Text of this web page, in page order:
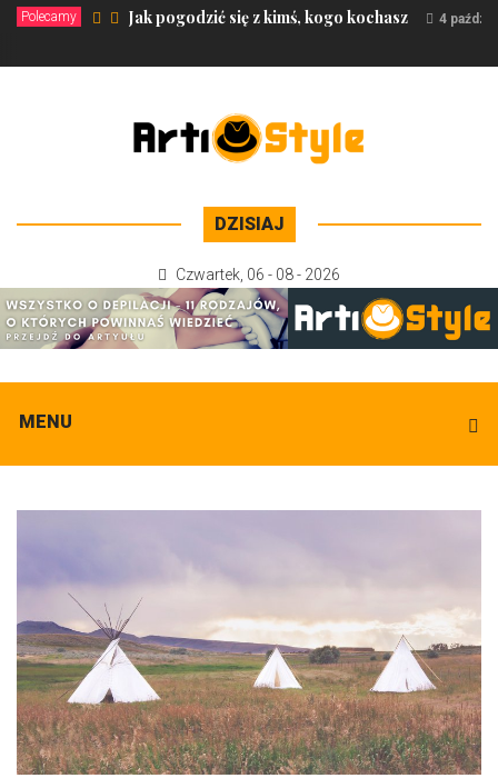
Polecamy Jak pogodzić się z kimś, kogo kochasz 4
DZISIAJ
Czwartek 06 - 08 - 2026
MENU